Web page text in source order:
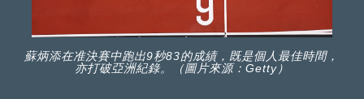
蘇炳添在准決賽中跑出9秒83的成績，既是個人最佳時間，
亦打破亞洲紀錄。（圖片來源：Getty）